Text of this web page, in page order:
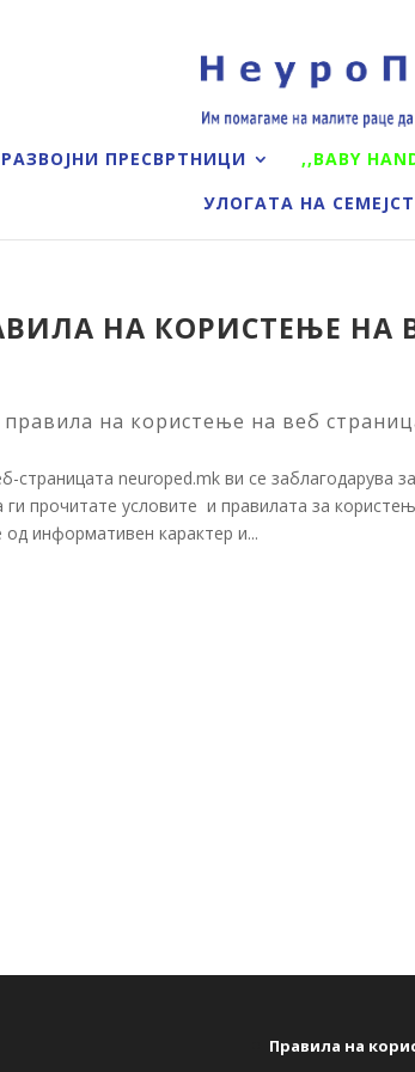
РАЗВОЈНИ ПРЕСВРТНИЦИ ,,BABY
УЛОГАТА НА
НА КОРИСТЕЊЕ НА
правила на користење на веб
страницата neuroped.mk ви се заблагодарува
ги прочитате условите и правилата за
информативен карактер и...
Правила на